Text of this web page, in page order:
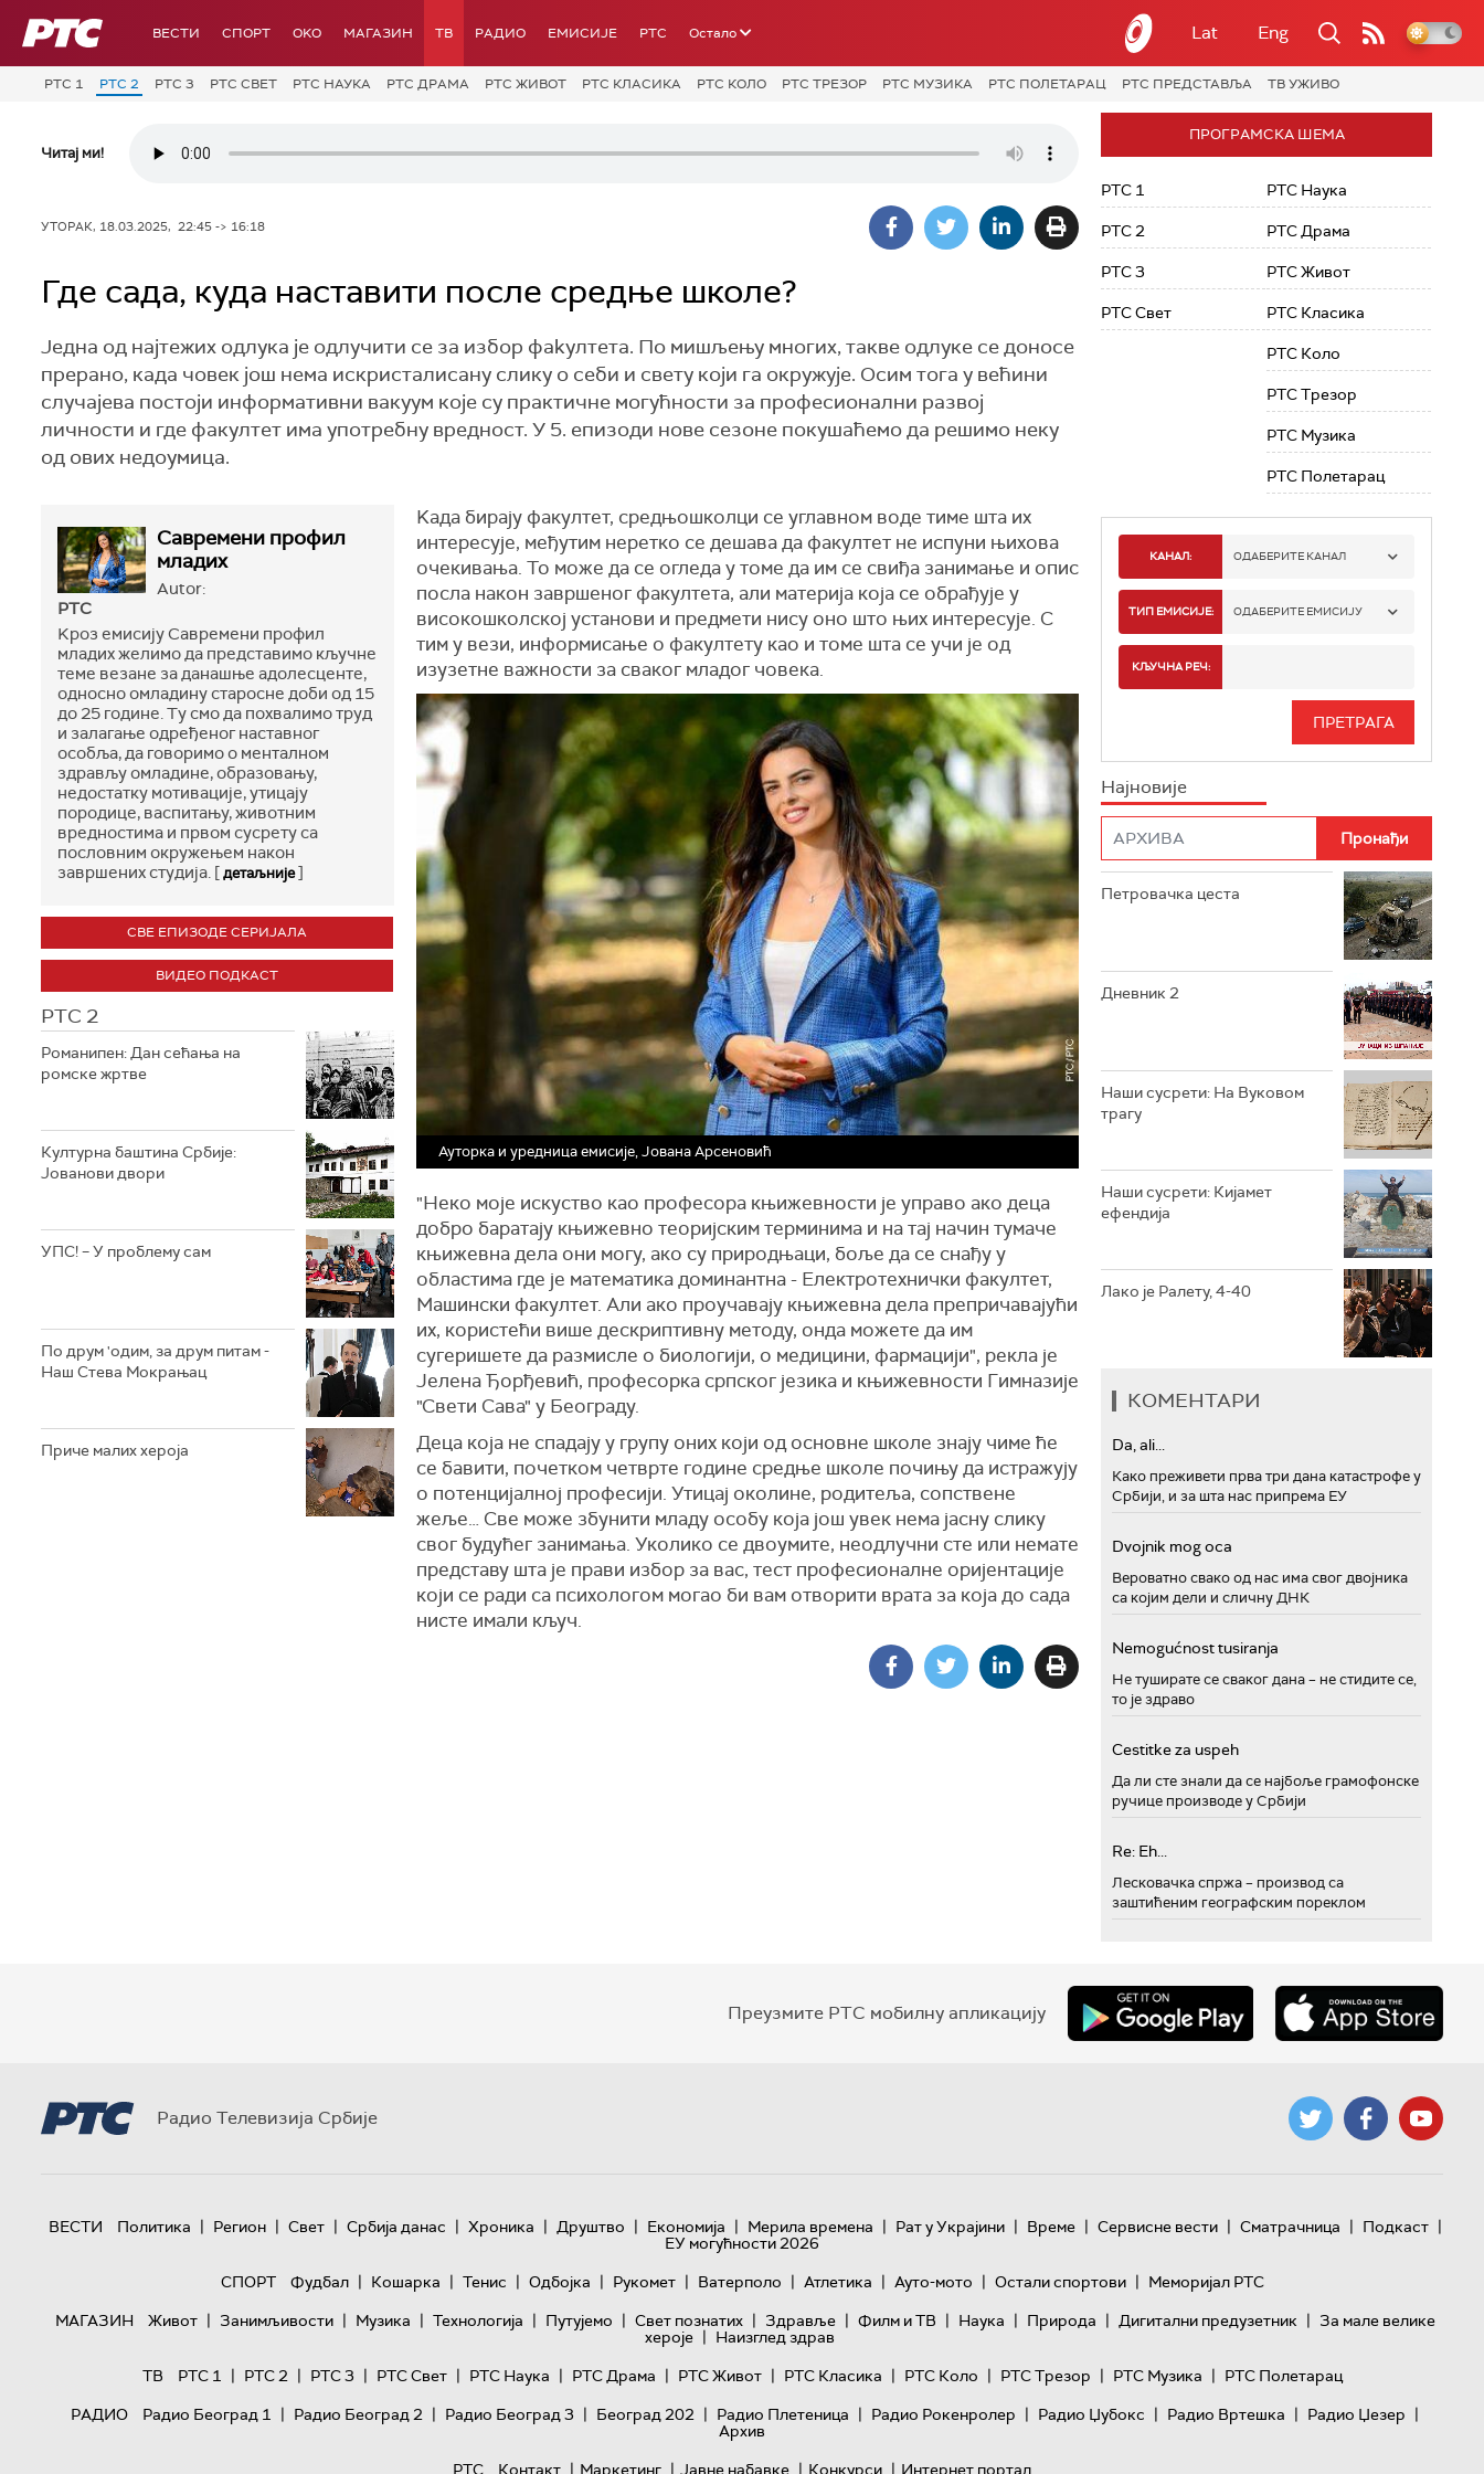
РТС ВЕСТИ СПОРТ OKO МАГАЗИН ТВ РАДИО ЕМИСИЈЕ РТС Остало Lat Eng
РТС 1 РТС 2 РТС 3 РТС СВЕТ РТС НАУКА РТС ДРАМА РТС ЖИВОТ РТС КЛАСИКА РТС КОЛО РТС ТРЕЗОР РТС МУЗИКА РТС ПОЛЕТАРАЦ РТС ПРЕДСТАВЉА ТВ УЖИВО
Читај ми!
УТОРАК, 18.03.2025, 22:45 -> 16:18
Где сада, куда наставити после средње школе?
Једна од најтежих одлука је одлучити се за избор фаkултета. По мишљењу многих, такве одлуке се доносе
прерано, када човек још нема искристалисану слику о себи и свету који га окружује. Осим тога у већини
случајева постоји информативни вакуум које су практичне могућности за професионални развој
личности и где факултет има употребну вредност. У 5. епизоди нове сезоне покушаћемо да решимо неку
од ових недоумица.
Савремени профил
младих
Autor:
РТС
Kроз емисију Савремени профил
младих желимо да представимо кључне
теме везане за данашње адолесценте,
односно омладину старосне доби од 15
до 25 године. Ту смо да похвалимо труд
и залагање одређеног наставног
особља, да говоримо о менталном
здрављу омладине, образовању,
недостатку мотивације, утицају
породице, васпитању, животним
вредностима и првом сусрету са
пословним окружењем након
завршених студија. [детаљније]
СВЕ ЕПИЗОДЕ СЕРИЈАЛА
ВИДЕО ПОДКАСТ
РТС 2
Романипен: Дан сећања на
ромске жртве
Културна баштина Србије:
Јованови двори
УПС! – У проблему сам
По друм 'одим, за друм питам -
Наш Стева Мокрањац
Приче малих хероја
Kада бирају факултет, средњошколци се углавном воде тиме шта их
интересује, међутим неретко се дешава да факултет не испуни њихова
очекивања. То може да се огледа у томе да им се свиђа занимање и опис
посла након завршеног факултета, али материја која се обрађује у
високошколској установи и предмети нису оно што њих интересује. С
тим у вези, информисање о факултету као и томе шта се учи је од
изузетне важности за сваког младог човека.
Ауторка и уредница емисије, Јована Арсеновић
"Неко моје искуство као професора књижевности је управо ако деца
добро баратају књижевно теоријским терминима и на тај начин тумаче
књижевна дела они могу, ако су природњаци, боље да се снађу у
областима где је математика доминантна - Електротехнички факултет,
Машински факултет. Али ако проучавају књижевна дела препричавајући
их, користећи више дескриптивну методу, онда можете да им
сугеришете да размисле о биологији, о медицини, фармацији", рекла је
Јелена Ђорђевић, професорка српског језика и књижевности Гимназије
"Свети Сава" у Београду.
Деца која не спадају у групу оних који од основне школе знају чиме ће
се бавити, почетком четврте године средње школе почињу да истражују
о потенцијалној професији. Утицај околине, родитеља, сопствене
жеље… Све може збунити младу особу која још увек нема јасну слику
свог будућег занимања. Уколико се двоумите, неодлучни сте или немате
представу шта је прави избор за вас, тест професионалне оријентације
који се ради са психологом могао би вам отворити врата за која до сада
нисте имали кључ.
ПРОГРАМСКА ШЕМА
РТС 1
РТС 2
РТС 3
РТС Свет
РТС Наука
РТС Драма
РТС Живот
РТС Класика
РТС Коло
РТС Трезор
РТС Музика
РТС Полетарац
КАНАЛ: ОДАБЕРИТЕ КАНАЛ
РТС 1
РТС 3
РТС КЛАСИКА
РТС ТРЕЗОР
РТС МУЗИКА
РТС ПОЛЕТАРАЦ
ТИП ЕМИСИЈЕ: ОДАБЕРИТЕ ЕМИСИЈУ
КЉУЧНА РЕЧ:
Најновије
Петровачка цеста
Дневник 2
Наши сусрети: На Вуковом
трагу
Наши сусрети: Кијамет
ефендија
Лако је Ралету, 4-40
КОМЕНТАРИ
Da, ali...
Како преживети прва три дана катастрофе у
Србији, и за шта нас припрема ЕУ
Dvojnik mog oca
Вероватно свако од нас има свог двојника
са којим дели и сличну ДНК
Nemogućnost tusiranja
Не туширате се сваког дана – не стидите се,
то је здраво
Cestitke za uspeh
Да ли сте знали да се најбоље грамофонске
ручице производе у Србији
Re: Eh...
Лесковачка спржа – производ са
заштићеним географским пореклом
Преузмите РТС мобилну апликацију
Радио Телевизија Србије
ВЕСТИ Политика | Регион | Свет | Србија данас | Хроника | Друштво | Економија | Мерила времена | Рат у Украјини | Време | Сервисне вести | Сматрачница | Подкаст |
ЕУ могућности 2026
СПОРТ
Фудбал | Кошарка | Тенис | Одбојка | Рукомет | Ватерполо | Атлетика | Ауто-мото | Остали спортови | Меморијал РТС
МАГАЗИН
Живот | Занимљивости | Музика | Технологијa | Путујемо | Свет познатих | Здравље | Филм и ТВ | Наука | Природа | Дигитални предузетник | За мале велике
хероје | Наизглед здрав
ТВ
РТС 1 | РТС 2 | РТС 3 | РТС Свет | РТС Наука | РТС Драма | РТС Живот | РТС Класика | РТС Коло | РТС Трезор | РТС Музика | РТС Полетарац
РАДИО
Радио Београд 1 | Радио Београд 2 | Радио Београд 3 | Београд 202 | Радио Плетеница | Радио Рокенролер | Радио Џубокс | Радио Вртешка | Радио Џезер |
Архив
РТС
Контакт | Маркетинг | Јавне набавке | Конкурси | Интернет портал